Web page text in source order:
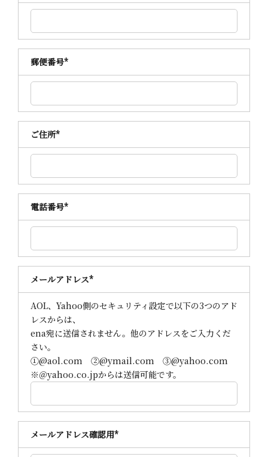
郵便番号*
ご住所*
電話番号*
メールアドレス*
AOL、Yahoo側のセキュリティ設定で以下の3つのアド
レスからは、
ena宛に送信されません。他のアドレスをご入力くだ
さい。
①@aol.com ②@ymail.com ③@yahoo.com
※＠yahoo.co.jpからは送信可能です。
メールアドレス確認用*